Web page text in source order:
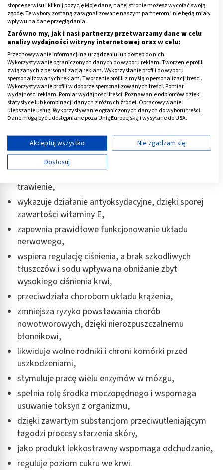
Właściwości ryżu
Wiele osób, zmagających się z różnymi chorobami może
wprowadzać ryż do swojego jadłospisu, aby w pełni
wykorzystywać wszystkie jego właściwości
prozdrowotne. W jaki sposób ryż pomaga w
prawidłowym funkcjonowaniu organizmu?
Oto głównewłaściwości ryżu:
wspomaga obniżanie poziomu złego cholesterolu,
dobrze wpływa na układ pokarmowy i osłania jelita,
trawienie,
wykazuje działanie antyoksydacyjne, dzięki sporej
zawartości witaminy E,
zapewnia prawidłowe funkcjonowanie układu
nerwowego,
wspiera regulację ciśnienia, a brak szkodliwych
tłuszczów i sodu wpływa na obniżanie zbyt
wysokiego ciśnienia krwi,
przeciwdziała chorobom układu krążenia,
zmniejsza ryzyko powstawania chorób
nowotworowych, dzięki nierozpuszczalnemu
błonnikowi,
likwiduje wolne rodniki i chroni komórki przed
uszkodzeniami,
stymuluje pracę wielu enzymów w mózgu,
spełnia rolę środka moczopędnego i wspomaga
usuwanie toksyn z organizmu,
dzięki zawartym substancjom przeciwutleniającym
łagodzi procesy starzenia skóry,
jako produkt lekkostrawny wspomaga odchudzanie,
reguluje poziom cukru we krwi.
stopce serwisu i kliknij pozycję Moje dane, na tej stronie możesz wycofać swoją
zgodę. Te wybory zostaną zasygnalizowane naszym partnerom i nie będą miały
wpływu na dane przeglądania.
Zarówno my, jak i nasi partnerzy przetwarzamy dane w celu
analizy wydajności witryny internetowej oraz w celu:
Przechowywanie informacji na urządzeniu lub dostęp do nich.
Wykorzystywanie ograniczonych danych do wyboru reklam. Tworzenie profili
związanych z personalizacją reklam. Wykorzystanie profili do wyboru
spersonalizowanych reklam. Tworzenie profili z myślą o personalizacji treści.
Wykorzystywanie profili w doborze spersonalizowanych treści. Pomiar
wydajności reklam. Pomiar wydajności treści. Poznawanie odbiorców dzięki
statystyce lub kombinacji danych z różnych źródeł. Opracowywanie i
ulepszanie usług. Wykorzystywanie ograniczonych danych do wyboru treści.
Dane mogą być udostępniane poza Unię Europejską i wysyłane do USA.
Wyświetl listę partnerów (11 dostawców IAB)
Używamy Twoich danych w następujących celach:
Cele przetwarzania IAB:
Przechowywanie informacji na urządzeniu lub
dostęp do nich
Wykorzystywanie ograniczonych danych do
wyboru reklam
Tworzenie profili w celu spersonalizowanych
Wykorzystanie profili do wyboru
spersonalizowanych reklam
Tworzenie profili w celu personalizacji treści
Wykorzystywanie profili w celu doboru
spersonalizowanych treści
Pomiar efektywności reklam
Pomiar efektywności treści
Rozumienie odbiorców dzięki statystyce lub
kombinacji danych z różnych źródeł
Rozwój i ulepszanie usług
Wykorzystywanie ograniczonych danych do
wyboru treści
Funkcje specjalne IAB:
Akceptuj wszystko
Nie zgadzam się
Dostosuj